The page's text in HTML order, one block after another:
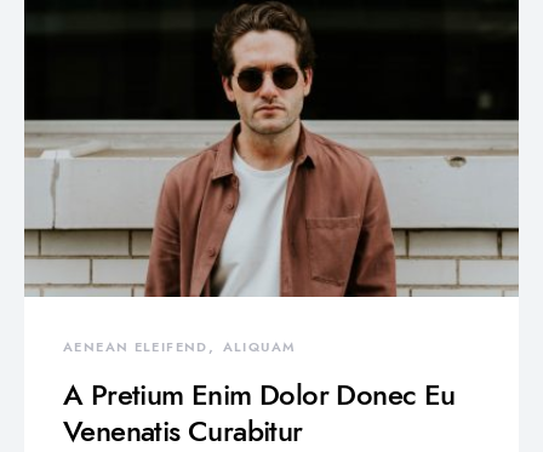
AENEAN ELEIFEND ALIQUAM
A Pretium Enim Dolor Donec Eu
Venenatis Curabitur